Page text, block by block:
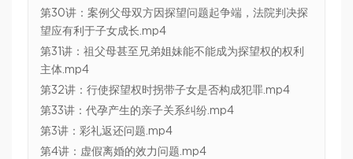
第30讲：案例父母双方因探望问题起争端，法院判决探
望应有利于子女成长.mp4
第31讲：祖父母甚至兄弟姐妹能不能成为探望权的权利
主体.mp4
第32讲：行使探望权时拐带子女是否构成犯罪.mp4
第33讲：代孕产生的亲子关系纠纷.mp4
第3讲：彩礼返还问题.mp4
第4讲：虚假离婚的效力问题.mp4